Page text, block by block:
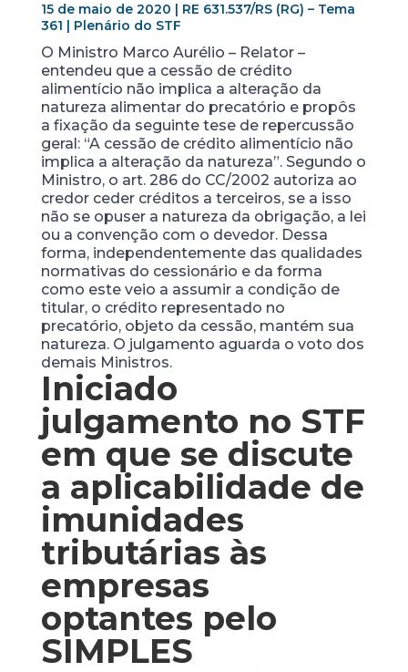
15 de maio de 2020 | RE 631.537/RS (RG) – Tema
361 | Plenário do STF
O Ministro Marco Aurélio – Relator –
entendeu que a cessão de crédito
alimentício não implica a alteração da
natureza alimentar do precatório e propôs
a fixação da seguinte tese de repercussão
geral: “A cessão de crédito alimentício não
implica a alteração da natureza”. Segundo o
Ministro, o art. 286 do CC/2002 autoriza ao
credor ceder créditos a terceiros, se a isso
não se opuser a natureza da obrigação, a lei
ou a convenção com o devedor. Dessa
forma, independentemente das qualidades
normativas do cessionário e da forma
como este veio a assumir a condição de
titular, o crédito representado no
precatório, objeto da cessão, mantém sua
natureza. O julgamento aguarda o voto dos
demais Ministros.
Iniciado
julgamento no STF
em que se discute
a aplicabilidade de
imunidades
tributárias às
empresas
optantes pelo
SIMPLES